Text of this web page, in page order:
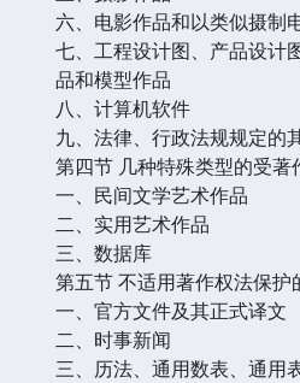
六、电影作品和以类似摄制
七、工程设计图、产品设计
品和模型作品
八、计算机软件
九、法律、行政法规规定的
第四节 几种特殊类型的受著
一、民间文学艺术作品
二、实用艺术作品
三、数据库
第五节 不适用著作权法保护
一、官方文件及其正式译文
二、时事新闻
三、历法、通用数表、通用